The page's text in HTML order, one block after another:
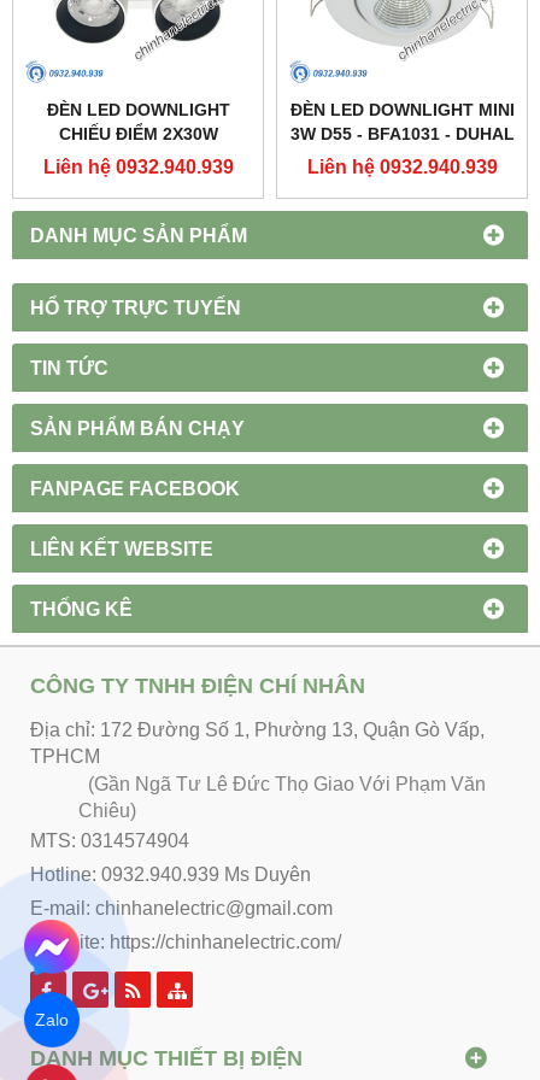
DANH MỤC SẢN PHẨM
HỔ TRỢ TRỰC TUYẾN
TIN TỨC
SẢN PHẨM BÁN CHẠY
FANPAGE FACEBOOK
LIÊN KẾT WEBSITE
THỐNG KÊ
ĐÈN LED DOWNLIGHT
CHIẾU ĐIỂM 2X30W
250X137 - DFC2302 -
Liên hệ 0932.940.939
ĐÈN LED DOWNLIGHT MINI
3W D55 - BFA1031 - DUHAL
Liên hệ 0932.940.939
CÔNG TY TNHH ĐIỆN CHÍ NHÂN
Địa chỉ: 172 Đường Số 1, Phường 13, Quận Gò Vấp,
TPHCM
(Gần Ngã Tư Lê Đức Thọ Giao Với Phạm Văn
Chiêu)
MTS: 0314574904
Hotline: 0932.940.939 Ms Duyên
E-mail: chinhanelectric@gmail.com
Website: https://chinhanelectric.com/
DANH MỤC THIẾT BỊ ĐIỆN
Zalo